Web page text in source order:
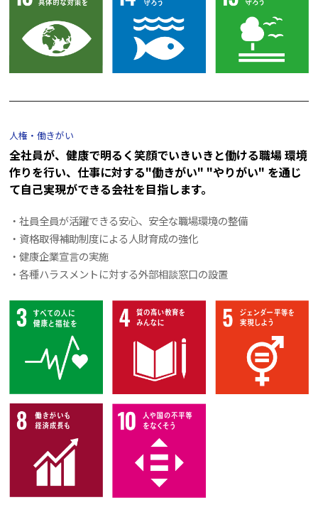
人権・働きがい
全社員が、健康で明るく笑顔でいきいきと働ける職場 環境
作りを行い、 仕事に対する"働きがい" "やりがい" を通じ
て自己実現ができる会社を目指します。
・社員全員が活躍できる安心、安全な職場環境の整備
・資格取得補助制度による人財育成の強化
・健康企業宣言の実施
・各種ハラスメントに対する外部相談窓口の設置